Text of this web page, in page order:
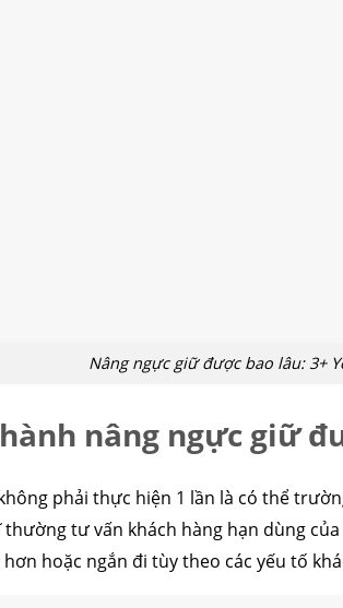
Nâng ngực giữ được bao lâu: 3+
nâng ngực giữ
phải thực hiện 1 lần là có thể
thường tư vấn khách hàng hạn dùng
hoặc ngắn đi tùy theo các yếu tố